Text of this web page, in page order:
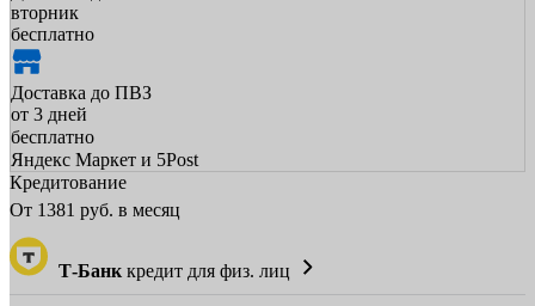
вторник
бесплатно
Доставка до ПВЗ
от 3 дней
бесплатно
Яндекс Маркет и 5Post
Кредитование
От 1381 руб. в месяц
Т-Банк кредит для физ. лиц